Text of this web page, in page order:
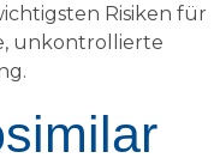
Risiken für
unkontrollierte